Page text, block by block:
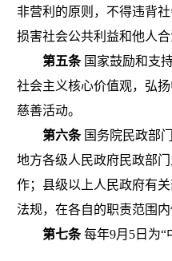
非营利的原则，不得违背
损害社会公共利益和他人合
第五条 国家鼓励和支
社会主义核心价值观，弘
慈善活动。
第六条国务院民政部
地方各级人民政府民政部
作；县级以上人民政府有
法规，在各自的职责范围内
第七条每年9月 5 日为“